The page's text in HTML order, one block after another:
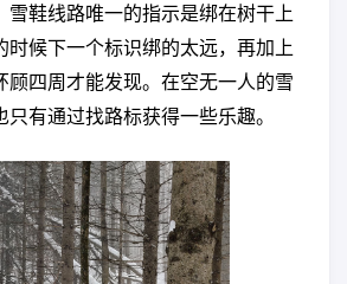
雪鞋线路唯一的指示是绑在树干上
时候下一个标识绑的太远，再加上
顾四周才能发现。在空无一人的雪
有通过找路标获得一些乐趣。